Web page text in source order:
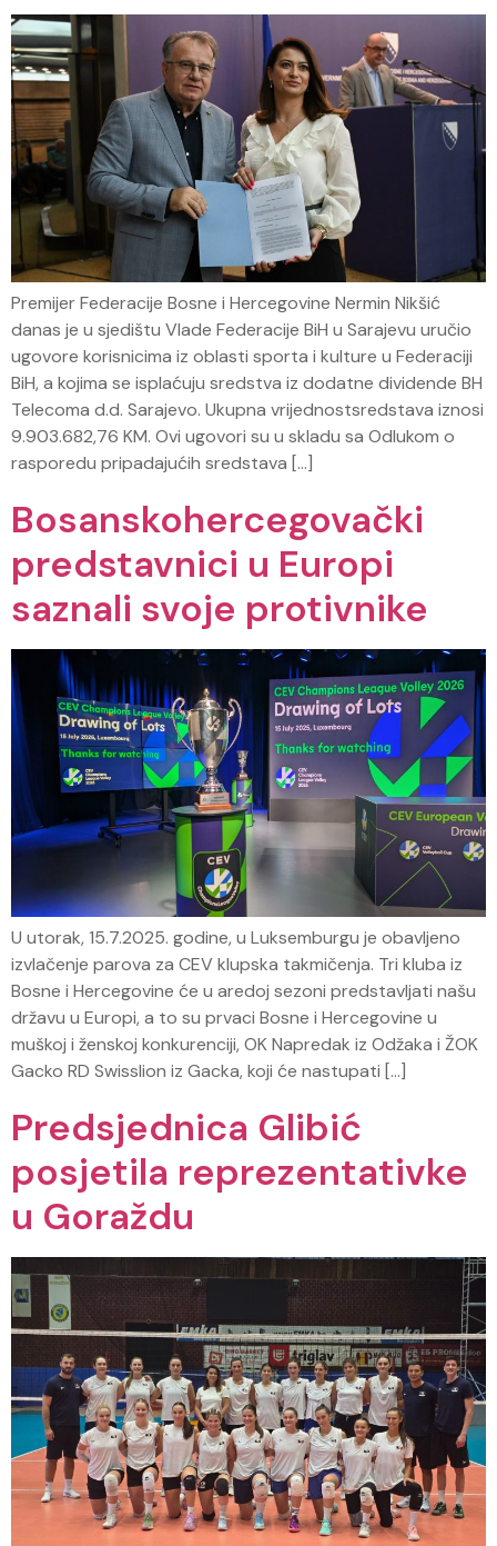
Premijer Federacije Bosne i Hercegovine Nermin Nikšić
danas je u sjedištu Vlade Federacije BiH u Sarajevu uručio
ugovore korisnicima iz oblasti sporta i kulture u Federaciji
BiH, a kojima se isplaćuju sredstva iz dodatne dividende BH
Telecoma d.d. Sarajevo. Ukupna vrijednostsredstava iznosi
9.903.682,76 KM. Ovi ugovori su u skladu sa Odlukom o
rasporedu pripadajućih sredstava […]
Bosanskohercegovački
predstavnici u Europi
saznali svoje protivnike
U utorak, 15.7.2025. godine, u Luksemburgu je obavljeno
izvlačenje parova za CEV klupska takmičenja. Tri kluba iz
Bosne i Hercegovine će u aredoj sezoni predstavljati našu
državu u Europi, a to su prvaci Bosne i Hercegovine u
muškoj i ženskoj konkurenciji, OK Napredak iz Odžaka i ŽOK
Gacko RD Swisslion iz Gacka, koji će nastupati […]
Predsjednica Glibić
posjetila reprezentativke
u Goraždu